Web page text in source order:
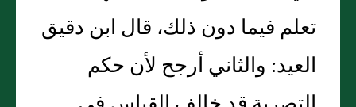
تعلم فيما دون ذلك، قال ابن دقيق
العيد: والثاني أرجح لأن حكم